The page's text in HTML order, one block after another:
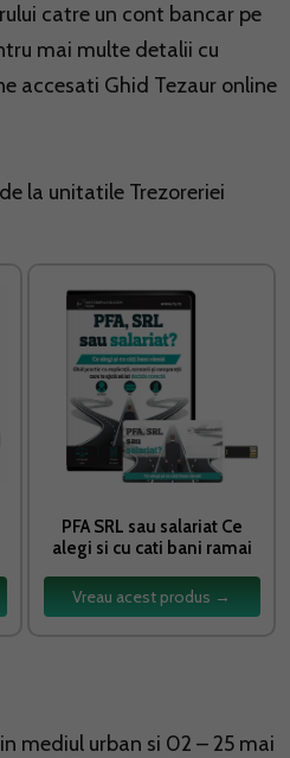
catre un cont bancar pe
mai multe detalii cu
accesati Ghid Tezaur online
la unitatile Trezoreriei
PFA SRL sau salariat Ce
alegi si cu cati bani ramai
Vreau acest produs →
mediul urban si 02 – 25 mai